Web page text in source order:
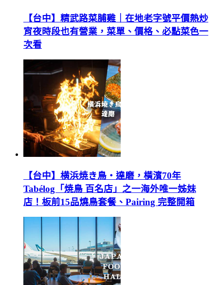
【台中】精武路菜脯雞｜在地老字號平價熱炒
宵夜時段也有營業，菜單、價格、必點菜色一
次看
【台中】横浜焼き鳥‧達磨，橫濱70年
Tabélog「焼鳥 百名店」之一海外唯一姊妹
店！板前15品燒鳥套餐、Pairing 完整開箱